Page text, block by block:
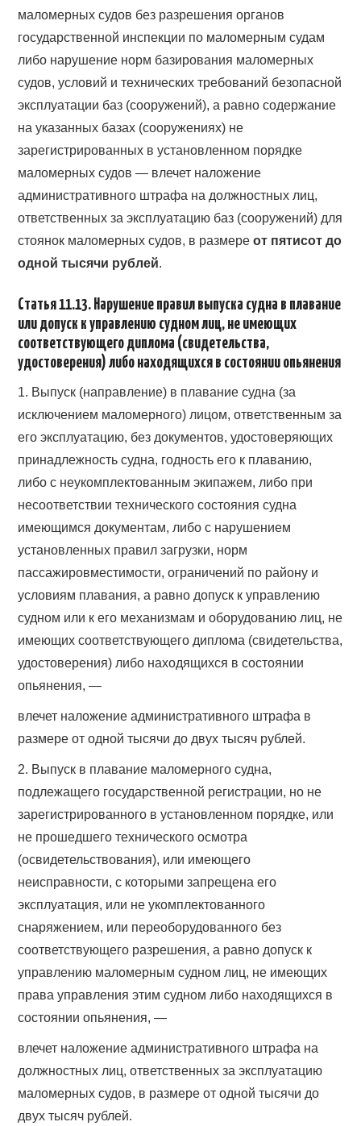
маломерных судов без разрешения органов
государственной инспекции по маломерным судам
либо нарушение норм базирования маломерных
судов, условий и технических требований безопасной
эксплуатации баз (сооружений), а равно содержание
на указанных базах (сооружениях) не
зарегистрированных в установленном порядке
маломерных судов — влечет наложение
административного штрафа на должностных лиц,
ответственных за эксплуатацию баз (сооружений) для
стоянок маломерных судов, в размереот пятисот до
одной тысячи рублей.
Статья 11.13. Нарушение правил выпуска судна в плавание
или допуск к управлению судном лиц, не имеющих
соответствующего диплома (свидетельства,
удостоверения) либо находящихся в состоянии опьянения
1. Выпуск (направление) в плавание судна (за
исключением маломерного) лицом, ответственным за
его эксплуатацию, без документов, удостоверяющих
принадлежность судна, годность его к плаванию,
либо с неукомплектованным экипажем, либо при
несоответствии технического состояния судна
имеющимся документам, либо с нарушением
установленных правил загрузки, норм
пассажировместимости, ограничений по району и
условиям плавания, а равно допуск к управлению
судном или к его механизмам и оборудованию лиц, не
имеющих соответствующего диплома (свидетельства,
удостоверения) либо находящихся в состоянии
опьянения, —
влечет наложение административного штрафа в
размере от одной тысячи до двух тысяч рублей.
2. Выпуск в плавание маломерного судна,
подлежащего государственной регистрации, но не
зарегистрированного в установленном порядке, или
не прошедшего технического осмотра
(освидетельствования), или имеющего
неисправности, с которыми запрещена его
эксплуатация, или не укомплектованного
снаряжением, или переоборудованного без
соответствующего разрешения, а равно допуск к
управлению маломерным судном лиц, не имеющих
права управления этим судном либо находящихся в
состоянии опьянения, —
влечет наложение административного штрафа на
должностных лиц, ответственных за эксплуатацию
маломерных судов, в размере от одной тысячи до
двух тысяч рублей.